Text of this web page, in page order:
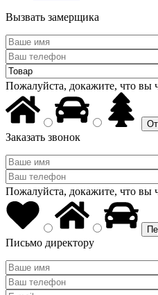
Вызвать замерщика
Пожалуйста, докажите, что вы
Заказать звонок
Пожалуйста, докажите, что вы
Письмо директору